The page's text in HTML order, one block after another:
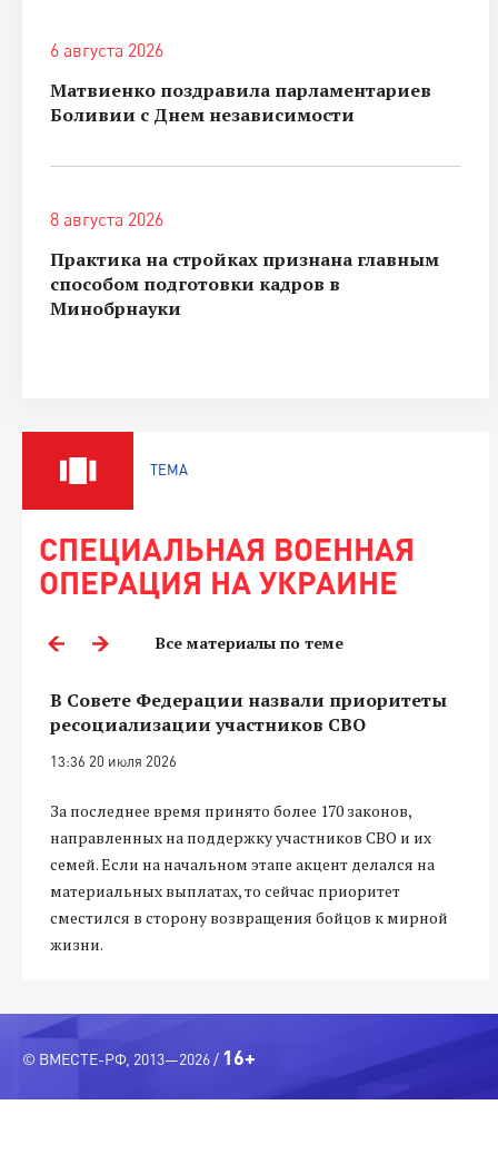
6 августа 2026
Матвиенко поздравила парламентариев
Боливии с Днем независимости
8 августа 2026
Практика на стройках признана главным
способом подготовки кадров в
Минобрнауки
ТЕМА
СПЕЦИАЛЬНАЯ ВОЕННАЯ
ОПЕРАЦИЯ НА УКРАИНЕ
Все материалы по теме
В Совете Федерации назвали приоритеты
ресоциализации участников СВО
13:36 20 июля 2026
За последнее время принято более 170 законов,
направленных на поддержку участников СВО и их
семей. Если на начальном этапе акцент делался на
материальных выплатах, то сейчас приоритет
сместился в сторону возвращения бойцов к мирной
жизни.
© ВМЕСТЕ-РФ, 2013—2026 / 16+